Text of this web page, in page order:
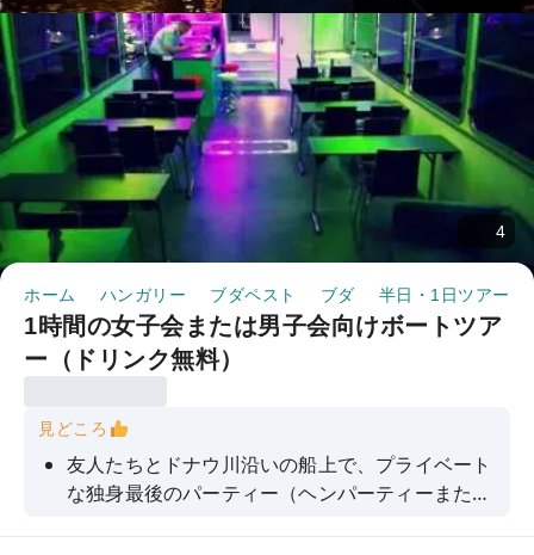
4
ホーム ハンガリー ブダペスト ブダ 半日・1日ツアー
1時間の女子会または男子会向けボートツア
ー（ドリンク無料）
見どころ
友人たちとドナウ川沿いの船上で、プライベート
な独身最後のパーティー（ヘンパーティーまたは